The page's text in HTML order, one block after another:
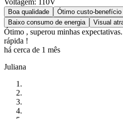
Voltagem: 110V
Boa qualidade Ótimo custo-benefício
Baixo consumo de energia
Visual
Ótimo , superou minhas
rápida !
há cerca de 1 mês
Juliana